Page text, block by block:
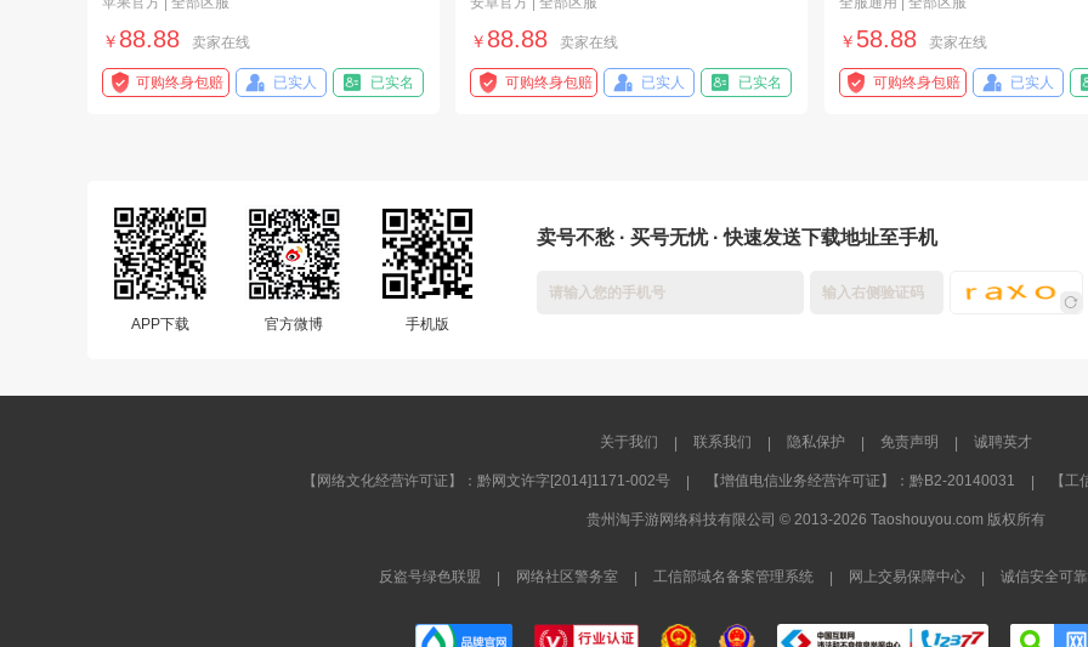
￥ 88.88 卖家在线
可购终身包赔 已实人 已实名
￥ 88.88 卖家在线
可购终身包赔 已实人 已实名
￥ 58.88 卖家在线
可购终身包赔 已实人
APP下载 官方微博 手机版
卖号不愁 · 买号无忧 · 快速发送下载地址至手机
关于我们 | 联系我们 | 隐私保护 | 免责声明 | 诚聘英才
【网络文化经营许可证】：黔网文许字[2014]1171-002号 | 【增值电信业务经营许可证】：黔B2-20140031 | 【
贵州淘手游网络科技有限公司 © 2013-2026 Taoshouyou.com 版权所有
反盗号绿色联盟 | 网络社区警务室 | 工信部域名备案管理系统 | 网上交易保障中心 | 诚信安全可靠